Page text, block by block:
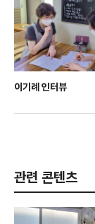
이기례 인터뷰
관련 콘텐츠